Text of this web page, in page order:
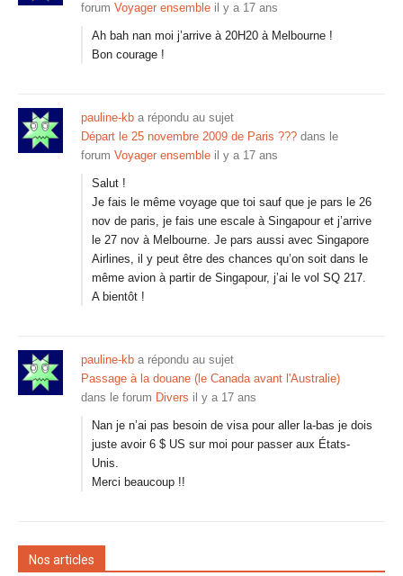
forum Voyager ensemble il y a 17 ans
Ah bah nan moi j’arrive à 20H20 à Melbourne !
Bon courage !
pauline-kb a répondu au sujet
Départ le 25 novembre 2009 de Paris ??? dans le
forum Voyager ensemble il y a 17 ans
Salut !
Je fais le même voyage que toi sauf que je pars le 26
nov de paris, je fais une escale à Singapour et j’arrive
le 27 nov à Melbourne. Je pars aussi avec Singapore
Airlines, il y peut être des chances qu’on soit dans le
même avion à partir de Singapour, j’ai le vol SQ 217.
A bientôt !
pauline-kb a répondu au sujet
Passage à la douane (le Canada avant l'Australie)
dans le forum Divers il y a 17 ans
Nan je n’ai pas besoin de visa pour aller la-bas je dois
juste avoir 6 $ US sur moi pour passer aux États-
Unis.
Merci beaucoup !!
Nos articles